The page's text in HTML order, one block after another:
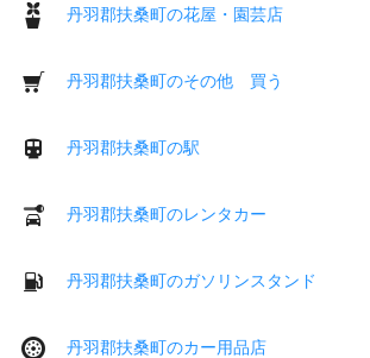
丹羽郡扶桑町の花屋・園芸店
丹羽郡扶桑町のその他 買う
丹羽郡扶桑町の駅
丹羽郡扶桑町のレンタカー
丹羽郡扶桑町のガソリンスタンド
丹羽郡扶桑町のカー用品店